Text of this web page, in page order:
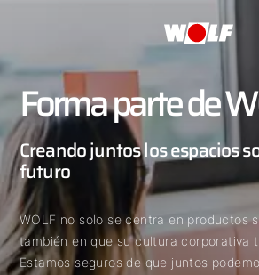
Forma parte de
Creando juntos los espacios
futuro
WOLF no solo se centra en productos
también en que su cultura corporativa
Estamos seguros de que juntos